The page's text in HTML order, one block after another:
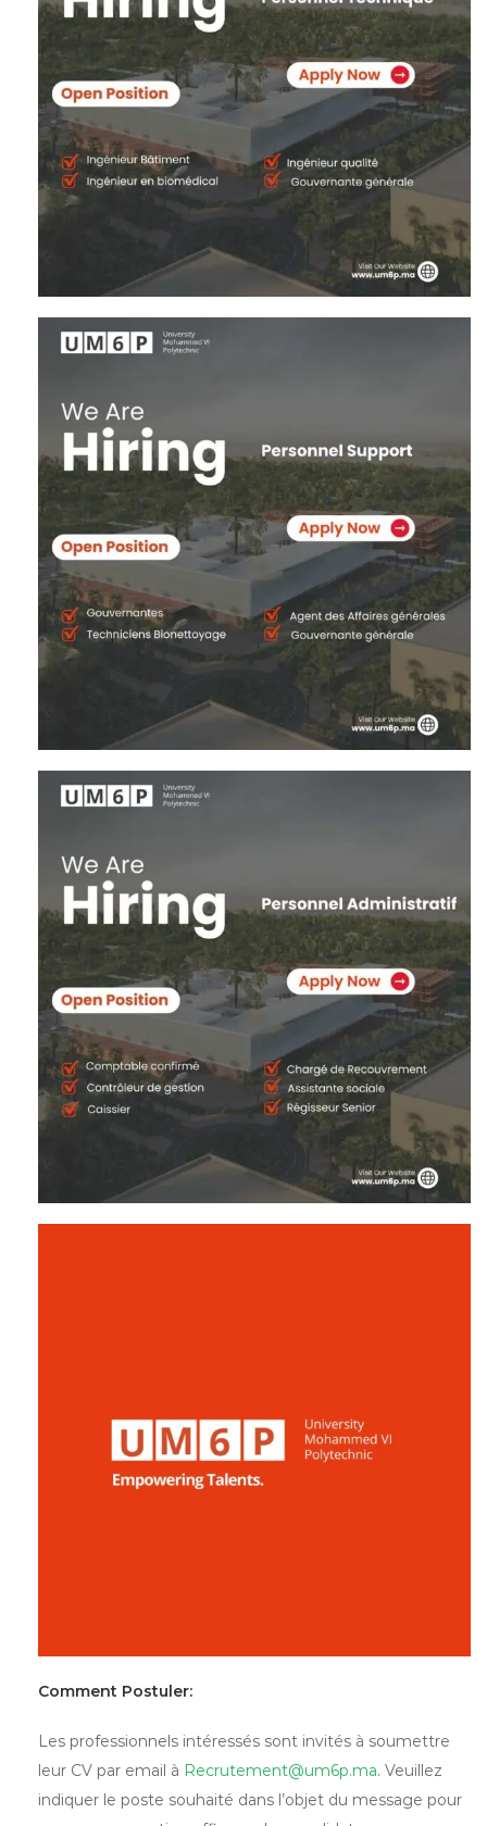
Comment Postuler:
Les professionnels intéressés sont invités à soumettre
leur CV par email à Recrutement@um6p.ma. Veuillez
indiquer le poste souhaité dans l’objet du message pour